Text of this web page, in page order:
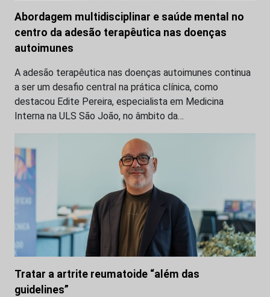
Abordagem multidisciplinar e saúde mental no
centro da adesão terapêutica nas doenças
autoimunes
A adesão terapêutica nas doenças autoimunes continua
a ser um desafio central na prática clínica, como
destacou Edite Pereira, especialista em Medicina
Interna na ULS São João, no âmbito da…
Tratar a artrite reumatoide “além das
guidelines”